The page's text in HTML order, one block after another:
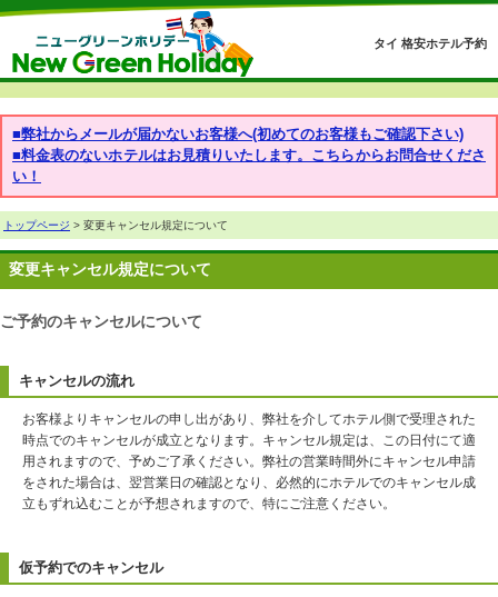
タイ 格安ホテル予約
■弊社からメールが届かないお客様へ(初めてのお客様もご確認下さい)
■料金表のないホテルはお見積りいたします。こちらからお問合せくださ
い！
トップページ > 変更キャンセル規定について
変更キャンセル規定について
ご予約のキャンセルについて
キャンセルの流れ
お客様よりキャンセルの申し出があり、弊社を介してホテル側で受理された
時点でのキャンセルが成立となります。キャンセル規定は、この日付にて適
用されますので、予めご了承ください。弊社の営業時間外にキャンセル申請
をされた場合は、翌営業日の確認となり、必然的にホテルでのキャンセル成
立もずれ込むことが予想されますので、特にご注意ください。
仮予約でのキャンセル